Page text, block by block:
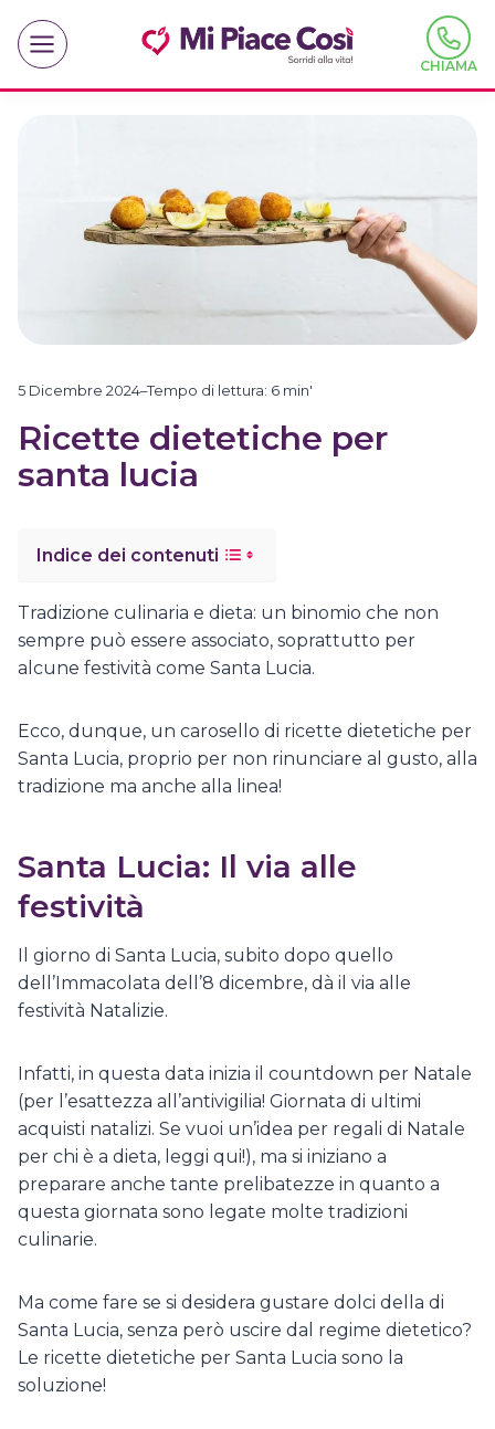
contenuto
CHIAMA
5 Dicembre 2024–Tempo di lettura: 6 min'
Ricette dietetiche per
santa lucia
Indice dei contenuti
Tradizione culinaria e dieta: un binomio che non
sempre può essere associato, soprattutto per
alcune festività come Santa Lucia.
Ecco, dunque, un carosello di ricette dietetiche per
Santa Lucia, proprio per non rinunciare al gusto, alla
tradizione ma anche alla linea!
Santa Lucia: Il via alle
festività
Il giorno di Santa Lucia, subito dopo quello
dell’Immacolata dell’8 dicembre, dà il via alle
festività Natalizie.
Infatti, in questa data inizia il countdown per Natale
(per l’esattezza all’antivigilia! Giornata di ultimi
acquisti natalizi. Se vuoi un’idea per regali di Natale
per chi è a dieta, leggi qui!), ma si iniziano a
preparare anche tante prelibatezze in quanto a
questa giornata sono legate molte tradizioni
culinarie.
Ma come fare se si desidera gustare dolci della di
Santa Lucia, senza però uscire dal regime dietetico?
Le ricette dietetiche per Santa Lucia sono la
soluzione!